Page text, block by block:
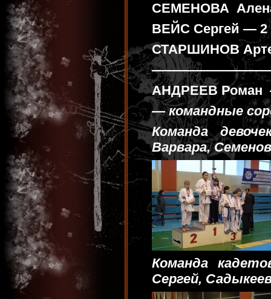
СЕМЕНОВА
ВЕЙС Сергей — 2
СТАРШИНОВ
АНДРЕЕВ Роман
— командные
Команда
Варвара,
Команда
Сергей,